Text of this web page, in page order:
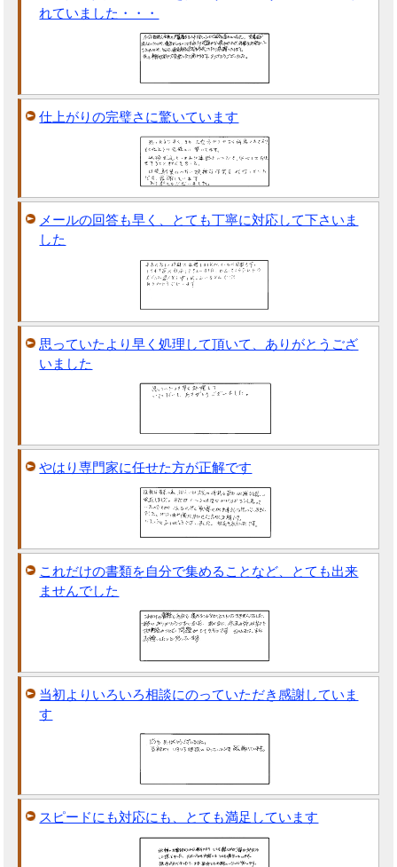
れていました・・・
仕上がりの完璧さに驚いています
メールの回答も早く、とても丁寧に対応して下さいま
した
思っていたより早く処理して頂いて、ありがとうござ
いました
やはり専門家に任せた方が正解です
これだけの書類を自分で集めることなど、とても出来
ませんでした
当初よりいろいろ相談にのっていただき感謝していま
す
スピードにも対応にも、とても満足しています